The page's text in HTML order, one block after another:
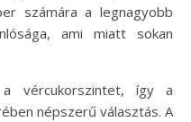
számára a legnagyobb
ami miatt sokan
vércukorszintet, így a
népszerű választás. A